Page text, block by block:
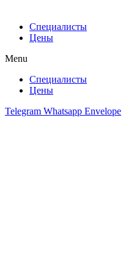
Специалисты
Цены
Menu
Специалисты
Цены
Telegram Whatsapp Envelope